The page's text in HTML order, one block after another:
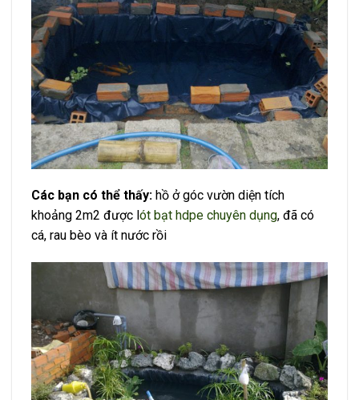
Các bạn có thể thấy: hồ ở góc vườn diện tích
khoảng 2m2 được l ót bạt hdpe chuyên dụng, đã có
cá, rau bèo và ít nước rồi